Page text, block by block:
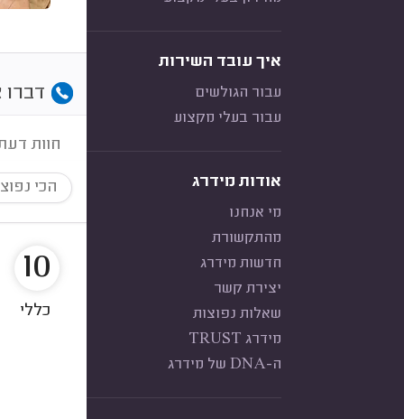
איך עובד השירות
עבור הגולשים
עבור בעלי מקצוע
אודות מידרג
מי אנחנו
מהתקשורת
חדשות מידרג
יצירת קשר
שאלות נפוצות
מידרג TRUST
ה-DNA של מידרג
דברו
חוות
הכי
10
כללי